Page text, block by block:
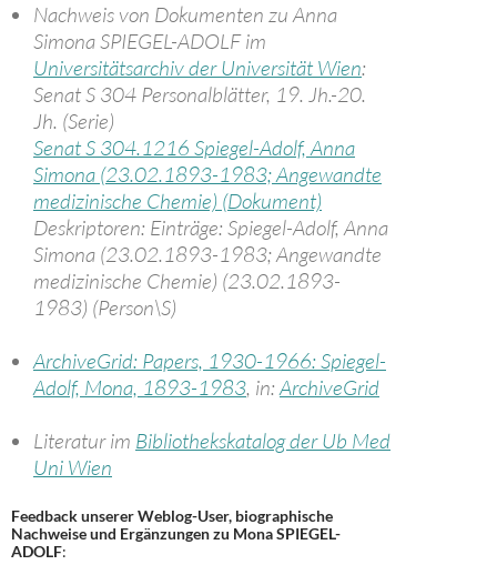
Nachweis von Dokumenten zu Anna
Simona SPIEGEL-ADOLF im
Universitätsarchiv der Universität Wien:
Senat S 304 Personalblätter, 19. Jh.-20.
Jh. (Serie)
Senat S 304.1216 Spiegel-Adolf, Anna
Simona (23.02.1893-1983; Angewandte
medizinische Chemie) (Dokument)
Deskriptoren: Einträge: Spiegel-Adolf, Anna
Simona (23.02.1893-1983; Angewandte
medizinische Chemie) (23.02.1893-
1983) (Person\S)
ArchiveGrid: Papers, 1930-1966: Spiegel-
Adolf, Mona, 1893-1983, in:ArchiveGrid
Literatur im Bibliothekskatalog der Ub Med
Uni Wien
Feedback unserer Weblog-User, biographische
Nachweise und Ergänzungen zu Mona SPIEGEL-
ADOLF: